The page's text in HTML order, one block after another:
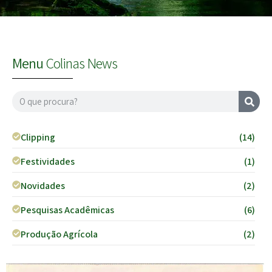
MenuColinas News
Clipping
(14)
Festividades
(1)
Novidades
(2)
Pesquisas Acadêmicas
(6)
Produção Agrícola
(2)